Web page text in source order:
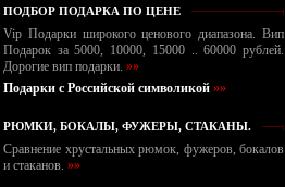
ПОДБОР ПОДАРКА ПО ЦЕНЕ
Vip Подарки широкого ценового диапазона. Вип
Подарок за 5000, 10000, 15000 .. 60000 рублей.
Дорогие вип подарки. »»
Подарки с Российской символикой »»
РЮМКИ, БОКАЛЫ, ФУЖЕРЫ, СТАКАНЫ.
Сравнение хрустальных рюмок, фужеров, бокалов
и стаканов. »»